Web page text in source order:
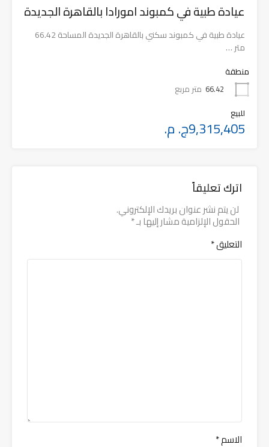
عيادة طبية في كمبوند امورادا بالقاهرة الجديدة
عيادة طبية في كمبوند سكني بالقاهرة الجديدة المساحة 66.42
متر …
منطقة
66.42 متر مربع
للبيع
9,315,405ج. م.
اترك تعليقاً
لن يتم نشر عنوان بريدك الإلكتروني.
الحقول الإلزامية مشار إليها بـ*
التعليق*
الاسم*